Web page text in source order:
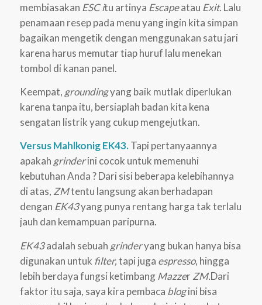
membiasakan ESC itu artinya Escapeatau Exit. Lalu
penamaan resep pada menu yang ingin kita simpan
bagaikan mengetik dengan menggunakan satu jari
karena harus memutar tiap huruf lalu menekan
tombol di kanan panel.
Keempat, groundingyang baik mutlak diperlukan
karena tanpa itu, bersiaplah badan kita kena
sengatan listrik yang cukup mengejutkan.
Versus Mahlkonig EK43.Tapi pertanyaannya
apakah grinderini cocok untuk memenuhi
kebutuhan Anda ? Dari sisi beberapa kelebihannya
di atas, ZMtentu langsung akan berhadapan
dengan EK43yang punya rentang harga tak terlalu
jauh dan kemampuan paripurna.
EK43adalah sebuah grinderyang bukan hanya bisa
digunakan untuk filter,tapi juga espresso, hingga
lebih berdaya fungsi ketimbang MazzerZM.Dari
faktor itu saja, saya kira pembaca blogini bisa